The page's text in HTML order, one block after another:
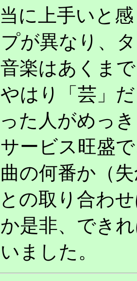
に上手いと
が異なり、
楽はあくま
はり「芸」
た人がめっ
ービス旺盛
の何番か（
の取り合わ
是非、でき
ました。